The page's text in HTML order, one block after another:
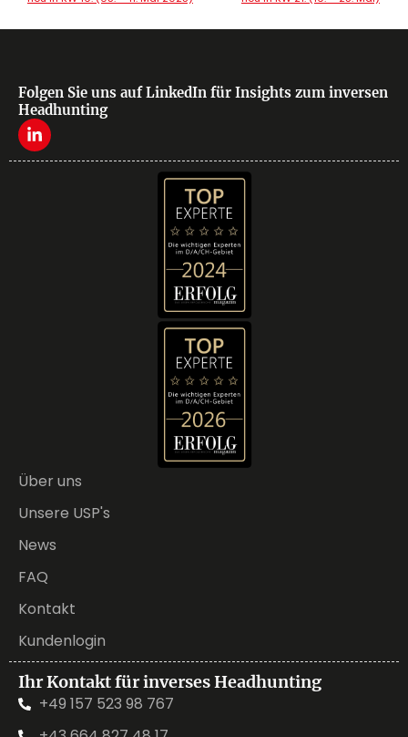
Folgen Sie uns auf LinkedIn für Insights zum inversen
Headhunting
Über uns
Unsere USP's
News
FAQ
Kontakt
Kundenlogin
Ihr Kontakt für inverses Headhunting
+49 157 523 98 767